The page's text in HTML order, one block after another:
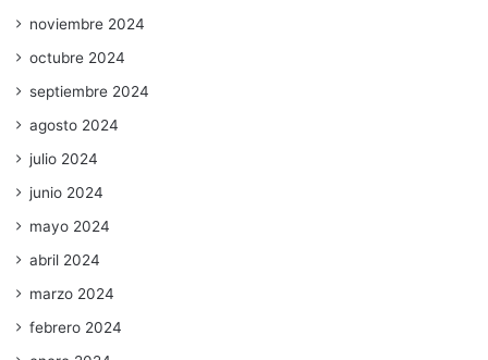
noviembre 2024
octubre 2024
septiembre 2024
agosto 2024
julio 2024
junio 2024
mayo 2024
abril 2024
marzo 2024
febrero 2024